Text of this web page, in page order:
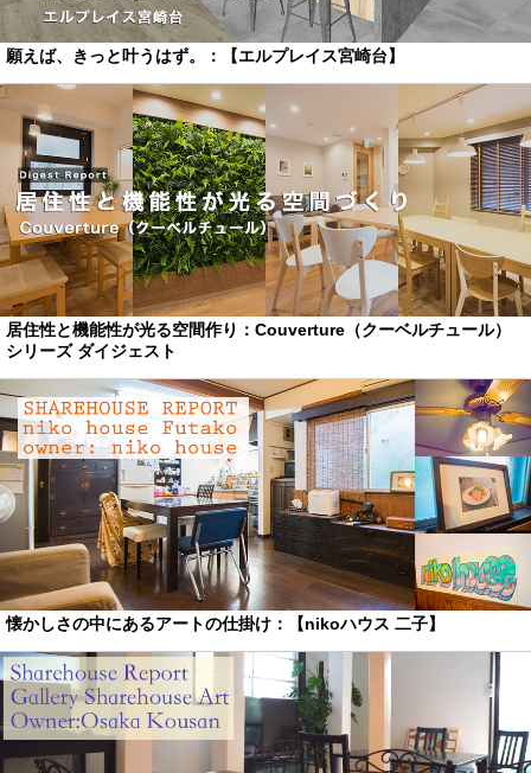
願えば、きっと叶うはず。：【エルプレイス宮崎台】
居住性と機能性が光る空間作り：Couverture（クーベルチュール）
シリーズ ダイジェスト
懐かしさの中にあるアートの仕掛け：【nikoハウス 二子】